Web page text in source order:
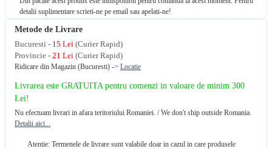
Metode de Livrare
Bucuresti - 15 Lei (Curier Rapid)
Provincie - 21 Lei (Curier Rapid)
Ridicare din Magazin (Bucuresti) -> Locatie
Livrarea este GRATUITA pentru comenzi in valoare de minim 300
Lei!
Nu efectuam livrari in afara teritoriului Romaniei. / We don't ship outside Romania.
Detalii aici...
Atentie: Termenele de livrare sunt valabile doar in cazul in care produsele
detalii suplimentare scrieti-ne pe email sau apelati-ne!